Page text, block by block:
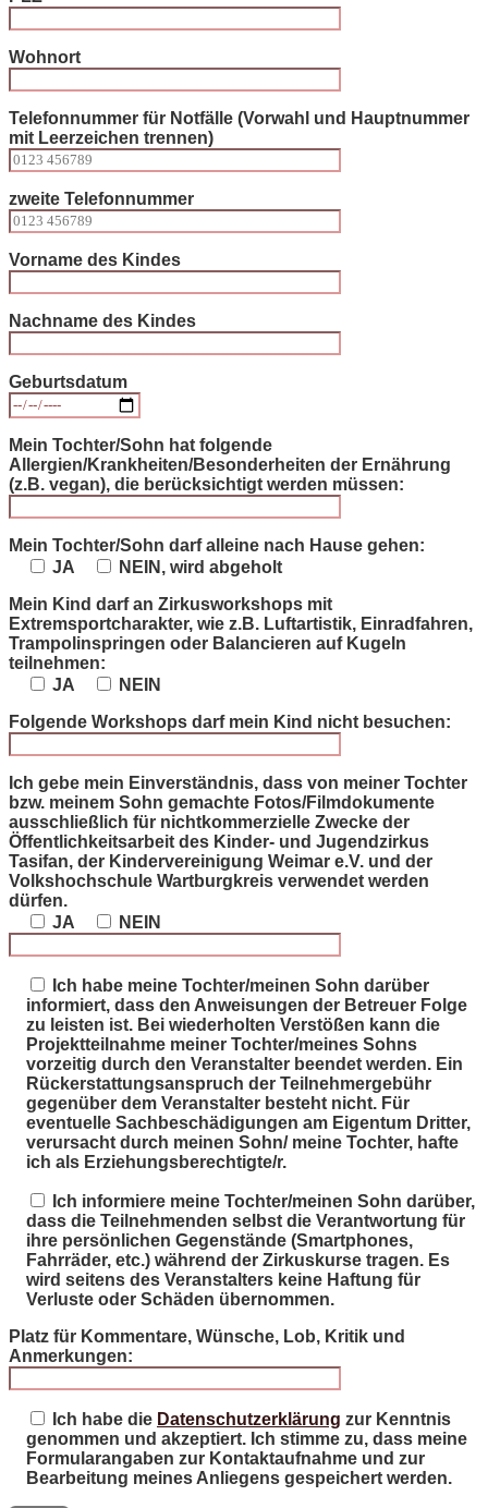
Wohnort
Telefonnummer für Notfälle (Vorwahl und Hauptnummer
mit Leerzeichen trennen)
zweite Telefonnummer
Vorname des Kindes
Nachname des Kindes
Geburtsdatum
Mein Tochter/Sohn hat folgende
Allergien/Krankheiten/Besonderheiten der Ernährung
(z.B. vegan), die berücksichtigt werden müssen:
Mein Tochter/Sohn darf alleine nach Hause gehen:
JA
NEIN, wird abgeholt
Mein Kind darf an Zirkusworkshops mit
Extremsportcharakter, wie z.B. Luftartistik, Einradfahren,
Trampolinspringen oder Balancieren auf Kugeln
teilnehmen:
JA
NEIN
Folgende Workshops darf mein Kind nicht besuchen:
Ich gebe mein Einverständnis, dass von meiner Tochter
bzw. meinem Sohn gemachte Fotos/Filmdokumente
ausschließlich für nichtkommerzielle Zwecke der
Öffentlichkeitsarbeit des Kinder- und Jugendzirkus
Tasifan, der Kindervereinigung Weimar e.V. und der
Volkshochschule Wartburgkreis verwendet werden
dürfen.
JA
NEIN
Ich habe meine Tochter/meinen Sohn darüber
informiert, dass den Anweisungen der Betreuer Folge
zu leisten ist. Bei wiederholten Verstößen kann die
Projektteilnahme meiner Tochter/meines Sohns
vorzeitig durch den Veranstalter beendet werden. Ein
Rückerstattungsanspruch der Teilnehmergebühr
gegenüber dem Veranstalter besteht nicht. Für
eventuelle Sachbeschädigungen am Eigentum Dritter,
verursacht durch meinen Sohn/ meine Tochter, hafte
ich als Erziehungsberechtigte/r.
Ich informiere meine Tochter/meinen Sohn darüber,
dass die Teilnehmenden selbst die Verantwortung für
ihre persönlichen Gegenstände (Smartphones,
Fahrräder, etc.) während der Zirkuskurse tragen. Es
wird seitens des Veranstalters keine Haftung für
Verluste oder Schäden übernommen.
Platz für Kommentare, Wünsche, Lob, Kritik und
Anmerkungen:
Ich habe die Datenschutzerklärung zur Kenntnis
genommen und akzeptiert. Ich stimme zu, dass meine
Formularangaben zur Kontaktaufnahme und zur
Bearbeitung meines Anliegens gespeichert werden.